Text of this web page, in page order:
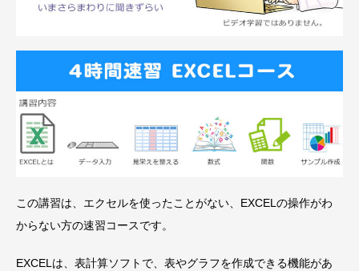
この講習は、エクセルを使ったことがない、EXCELの操作がわ
からない方の速習コースです。
EXCELは、表計算ソフトで、表やグラフを作成できる機能があ